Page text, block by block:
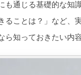
も通じる基礎的な知
ることは？」など
ら知っておきたい内